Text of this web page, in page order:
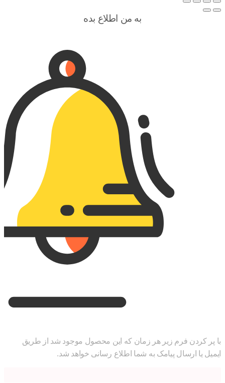
به من اطلاع بده
با پر کردن فرم زیر هر زمان که این محصول موجود شد از طریق
ایمیل یا ارسال پیامک به شما اطلاع رسانی خواهد شد.